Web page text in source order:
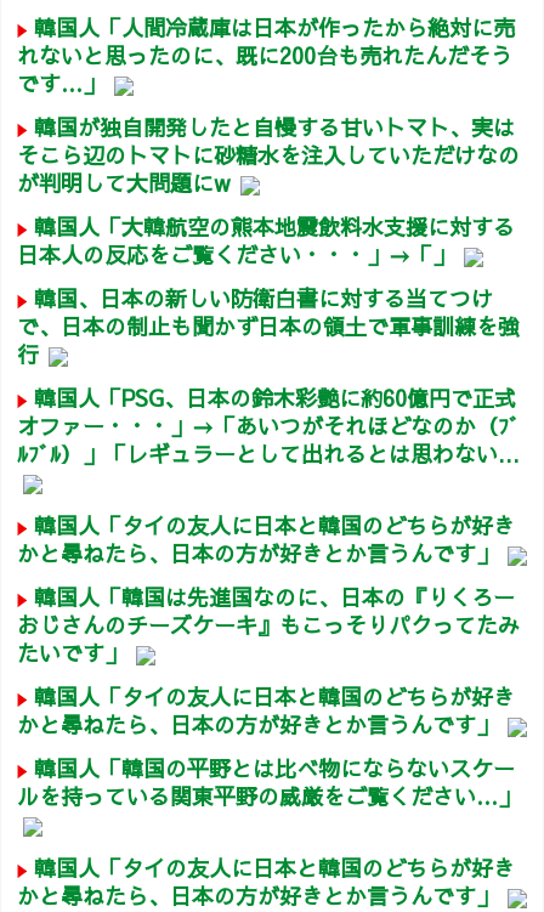
韓国人「人間冷蔵庫は日本が作ったから絶対に売
れないと思ったのに、既に200台も売れたんだそう
です…」
韓国が独自開発したと自慢する甘いトマト、実は
そこら辺のトマトに砂糖水を注入していただけなの
が判明して大問題にw
韓国人「大韓航空の熊本地震飲料水支援に対する
日本人の反応をご覧ください・・・」→「」
韓国、日本の新しい防衛白書に対する当てつけ
で、日本の制止も聞かず日本の領土で軍事訓練を強
行
韓国人「PSG、日本の鈴木彩艶に約60億円で正式
オファー・・・」→「あいつがそれほどなのか（ﾌﾞ
ﾙﾌﾞﾙ）」「レギュラーとして出れるとは思わない...
韓国人「タイの友人に日本と韓国のどちらが好き
かと尋ねたら、日本の方が好きとか言うんです」
韓国人「韓国は先進国なのに、日本の『りくろー
おじさんのチーズケーキ』もこっそりパクってたみ
たいです」
韓国人「タイの友人に日本と韓国のどちらが好き
かと尋ねたら、日本の方が好きとか言うんです」
韓国人「韓国の平野とは比べ物にならないスケー
ルを持っている関東平野の威厳をご覧ください…」
韓国人「タイの友人に日本と韓国のどちらが好き
かと尋ねたら、日本の方が好きとか言うんです」